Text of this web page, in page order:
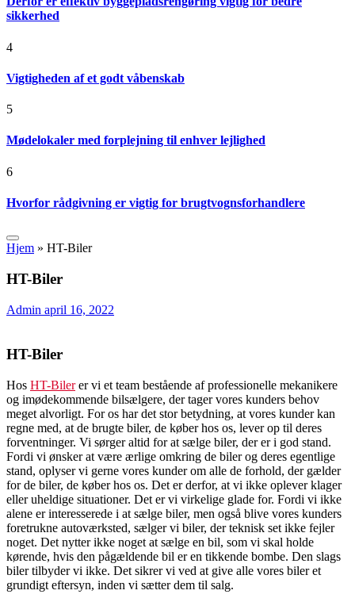
sikkerhed
4
Vigtigheden af et godt våbenskab
5
Mødelokaler med forplejning til enhver lejlighed
6
Hvorfor rådgivning er vigtig for brugtvognsforhandlere
Hjem » HT-Biler
HT-Biler
Admin april 16, 2022
HT-Biler
Hos HT-Bilerer vi et team bestående af professionelle mekanikere
og imødekommende bilsælgere, der tager vores kunders behov
meget alvorligt. For os har det stor betydning, at vores kunder kan
regne med, at de brugte biler, de køber hos os, lever op til deres
forventninger. Vi sørger altid for at sælge biler, der er i god stand.
Fordi vi ønsker at være ærlige omkring de biler og deres egentlige
stand, oplyser vi gerne vores kunder om alle de forhold, der gælder
for de biler, de køber hos os. Det er derfor, at vi ikke oplever klager
eller uheldige situationer. Det er vi virkelige glade for. Fordi vi ikke
alene er interesserede i at sælge biler, men også blive vores kunders
foretrukne autoværksted, sælger vi biler, der teknisk set ikke fejler
noget. Det nytter ikke noget at sælge en bil, som vi skal holde
kørende, hvis den pågældende bil er en tikkende bombe. Den slags
biler tilbyder vi ikke. Det sikrer vi ved at give alle vores biler et
grundigt eftersyn, inden vi sætter dem til salg.